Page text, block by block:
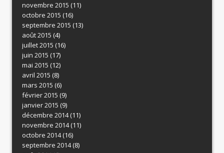
novembre 2015 (11)
octobre 2015 (16)
septembre 2015 (13)
août 2015 (4)
juillet 2015 (16)
juin 2015 (17)
mai 2015 (12)
avril 2015 (8)
mars 2015 (6)
février 2015 (9)
janvier 2015 (9)
décembre 2014(11)
novembre 2014(11)
octobre 2014(16)
septembre 2014(8)